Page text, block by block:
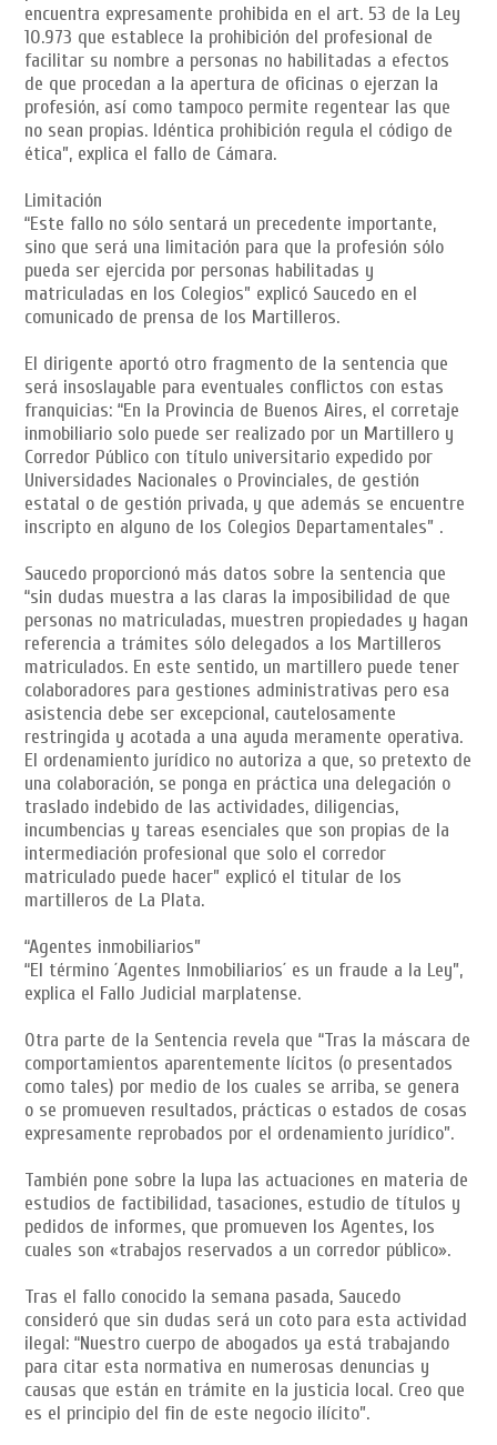
encuentra expresamente prohibida en el art. 53 de la Ley
10.973 que establece la prohibición del profesional de
facilitar su nombre a personas no habilitadas a efectos
de que procedan a la apertura de oficinas o ejerzan la
profesión, así como tampoco permite regentear las que
no sean propias. Idéntica prohibición regula el código de
ética”, explica el fallo de Cámara.
Limitación
“Este fallo no sólo sentará un precedente importante,
sino que será una limitación para que la profesión sólo
pueda ser ejercida por personas habilitadas y
matriculadas en los Colegios” explicó Saucedo en el
comunicado de prensa de los Martilleros.
El dirigente aportó otro fragmento de la sentencia que
será insoslayable para eventuales conflictos con estas
franquicias: “En la Provincia de Buenos Aires, el corretaje
inmobiliario solo puede ser realizado por un Martillero y
Corredor Público con título universitario expedido por
Universidades Nacionales o Provinciales, de gestión
estatal o de gestión privada, y que además se encuentre
inscripto en alguno de los Colegios Departamentales” .
Saucedo proporcionó más datos sobre la sentencia que
“sin dudas muestra a las claras la imposibilidad de que
personas no matriculadas, muestren propiedades y hagan
referencia a trámites sólo delegados a los Martilleros
matriculados. En este sentido, un martillero puede tener
colaboradores para gestiones administrativas pero esa
asistencia debe ser excepcional, cautelosamente
restringida y acotada a una ayuda meramente operativa.
El ordenamiento jurídico no autoriza a que, so pretexto de
una colaboración, se ponga en práctica una delegación o
traslado indebido de las actividades, diligencias,
incumbencias y tareas esenciales que son propias de la
intermediación profesional que solo el corredor
matriculado puede hacer” explicó el titular de los
martilleros de La Plata.
“Agentes inmobiliarios”
“El término ´Agentes Inmobiliarios´ es un fraude a la Ley”,
explica el Fallo Judicial marplatense.
Otra parte de la Sentencia revela que “Tras la máscara de
comportamientos aparentemente lícitos (o presentados
como tales) por medio de los cuales se arriba, se genera
o se promueven resultados, prácticas o estados de cosas
expresamente reprobados por el ordenamiento jurídico”.
También pone sobre la lupa las actuaciones en materia de
estudios de factibilidad, tasaciones, estudio de títulos y
pedidos de informes, que promueven los Agentes, los
cuales son «trabajos reservados a un corredor público».
Tras el fallo conocido la semana pasada, Saucedo
consideró que sin dudas será un coto para esta actividad
ilegal: “Nuestro cuerpo de abogados ya está trabajando
para citar esta normativa en numerosas denuncias y
causas que están en trámite en la justicia local. Creo que
es el principio del fin de este negocio ilícito”.